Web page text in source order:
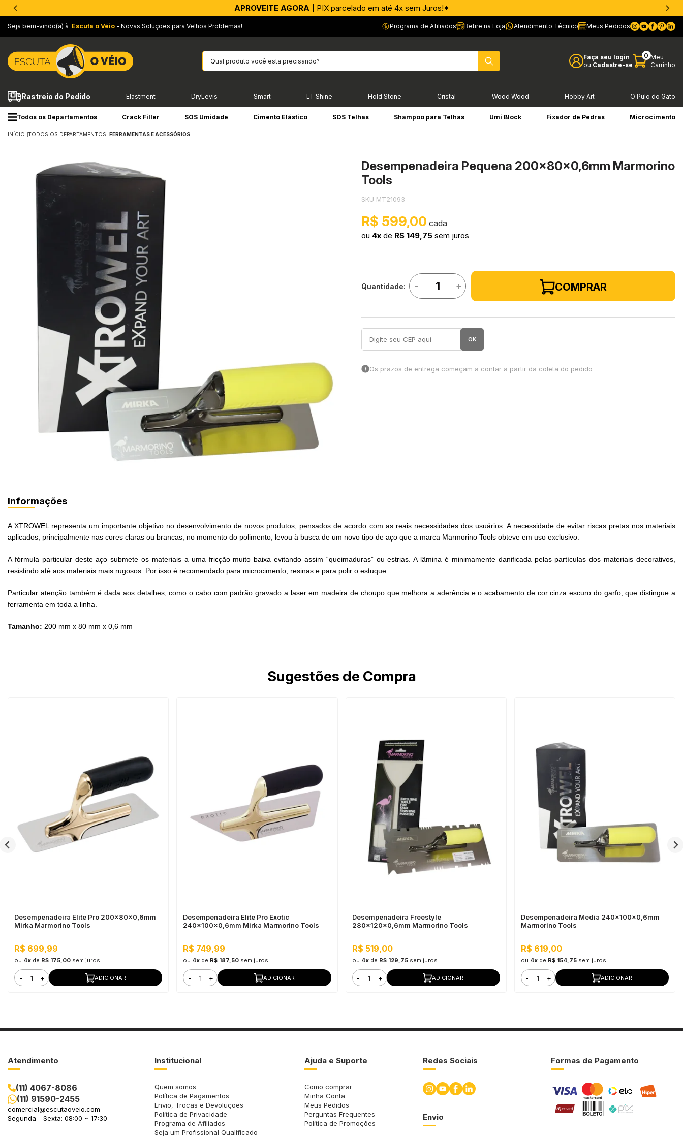
APROVEITE AGORA | PIX parcelado em até 4x sem Juros!*
Seja bem-vindo(a) à Escuta o Véio - Novas Soluções para Velhos Problemas! Programa de Afiliados Retire na Loja Atendimento Técnico Meus Pedidos
Faça seu login
ou Cadastre-se
0 Meu
Carrinho
Rastreio do Pedido Elastment DryLevis Smart LT Shine Hold Stone Cristal Wood Wood Hobby Art O Pulo do Gato
Todos os Departamentos Crack Filler SOS Umidade Cimento Elástico SOS Telhas Shampoo para Telhas Umi Block Fixador de Pedras Microcimento
INÍCIO TODOS OS DEPARTAMENTOS FERRAMENTAS E ACESSÓRIOS
Desempenadeira Pequena 200x80x0,6mm Marmorino
Tools
SKU MT21093
R$ 599,00
ou4x de R$ 149,75 sem juros
Quantidade: - + COMPRAR
OK
Os prazos de entrega começam a contar a partir da coleta do pedido
Informações
A XTROWEL representa um importante objetivo no desenvolvimento de novos produtos, pensados de acordo com as reais necessidades dos usuários. A necessidade de evitar riscas pretas nos materiais
aplicados, principalmente nas cores claras ou brancas, no momento do polimento, levou à busca de um novo tipo de aço que a marca Marmorino Tools obteve em uso exclusivo.
A fórmula particular deste aço submete os materiais a uma fricção muito baixa evitando assim “queimaduras” ou estrias. A lâmina é minimamente danificada pelas partículas dos materiais decorativos,
resistindo até aos materiais mais rugosos. Por isso é recomendado para microcimento, resinas e para polir o estuque.
Particular atenção também é dada aos detalhes, como o cabo com padrão gravado a laser em madeira de choupo que melhora a aderência e o acabamento de cor cinza escuro do garfo, que distingue a
ferramenta em toda a linha.
Tamanho: 200 mm x 80 mm x 0,6 mm
Sugestões de Compra
Desempenadeira Elite Pro 200x80x0,6mm
Mirka Marmorino Tools
R$ 699,99
ou 4x de R$ 175,00 sem juros
- + ADICIONAR
Desempenadeira Elite Pro Exotic
240x100x0,6mm Mirka Marmorino Tools
R$ 749,99
ou 4x de R$ 187,50 sem juros
- + ADICIONAR
Desempenadeira Freestyle
280x120x0,6mm Marmorino Tools
R$ 519,00
ou 4xde R$ 129,75 sem juros
- + ADICIONAR
Desempenadeira Media 240x100x0,6mm
Marmorino Tools
R$ 619,00
ou 4xde R$ 154,75 sem juros
- + ADICIONAR
Atendimento
(11) 4067-8086
(11) 91590-2455
comercial@escutaoveio.com
Segunda - Sexta: 08:00 ~ 17:30
Institucional
Quem somos
Política de Pagamentos
Envio, Trocas e Devoluções
Política de Privacidade
Programa de Afiliados
Seja um Profissional Qualificado
Ajuda e Suporte
Como comprar
Minha Conta
Meus Pedidos
Perguntas Frequentes
Política de Promoções
Redes Sociais
Envio
Formas de Pagamento